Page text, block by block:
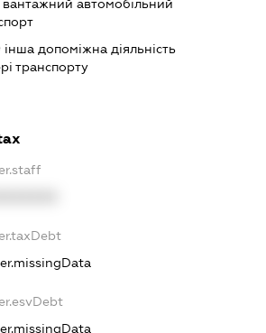
автомобільний
інша допоміжна діяльність
транспорту